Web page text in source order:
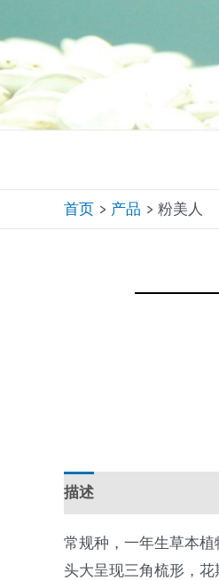
至
内
容
首页 产品 粉美人
描述
常规种，一年生草本
头大呈现三角梳形，